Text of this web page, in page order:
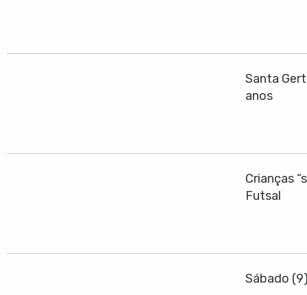
Santa
anos
Crianças
Futsal
Sábado